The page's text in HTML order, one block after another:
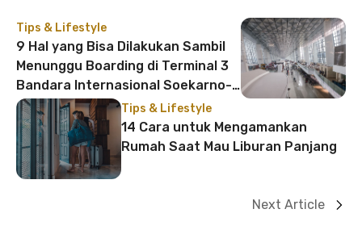
Tips & Lifestyle
9 Hal yang Bisa Dilakukan Sambil
Menunggu Boarding di Terminal 3
Bandara Internasional Soekarno-
Hatta
Tips & Lifestyle
14 Cara untuk Mengamankan
Rumah Saat Mau Liburan Panjang
Next Article